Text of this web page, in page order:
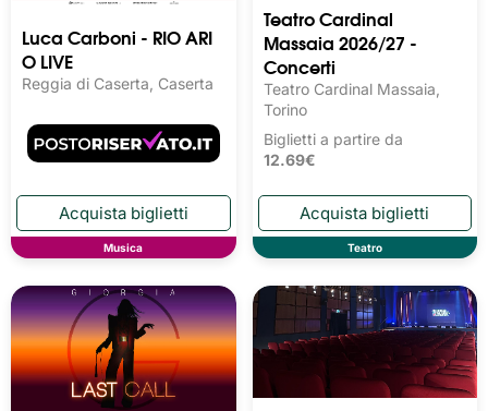
Luca Carboni - RIO ARI
O LIVE
Reggia di Caserta, Caserta
Musica
Teatro Cardinal
Massaia 2026/27 -
Concerti
Teatro Cardinal Massaia,
Torino
Biglietti a partire da
12.69€
Teatro